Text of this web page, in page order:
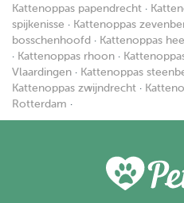
Kattenoppas papendrecht ·
spijkenisse · Kattenoppas
bosschenhoofd · Kattenoppas
· Kattenoppas rhoon ·
Vlaardingen · Kattenoppas
Kattenoppas zwijndrecht ·
Rotterdam ·